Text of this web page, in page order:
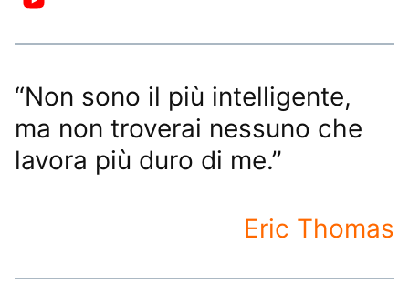
“Non sono il più intelligente,
ma non troverai nessuno che
lavora più duro di me.”
Eric Thomas